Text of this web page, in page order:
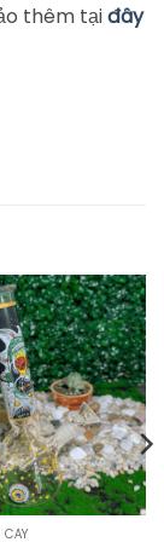
thêm tạiđây